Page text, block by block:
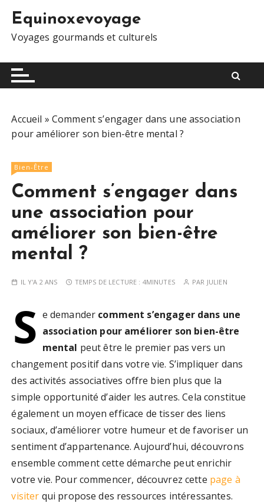
t
Equinoxevoyage
Voyages gourmands et culturels
Accueil » Comment s’engager dans une association
pour améliorer son bien-être mental ?
Bien-Être
Comment s’engager dans
une association pour
améliorer son bien-être
mental ?
IL Y'A 2 ANS TEMPS DE LECTURE : 4MINUTES PAR JULIEN
S e demander comment s’engager dans une
association pour améliorer son bien-être
mental peut être le premier pas vers un
changement positif dans votre vie. S’impliquer dans
des activités associatives offre bien plus que la
simple opportunité d’aider les autres. Cela constitue
également un moyen efficace de tisser des liens
sociaux, d’améliorer votre humeur et de favoriser un
sentiment d’appartenance. Aujourd’hui, découvrons
ensemble comment cette démarche peut enrichir
votre vie. Pour commencer, découvrez cette page à
visiter qui propose des ressources intéressantes.